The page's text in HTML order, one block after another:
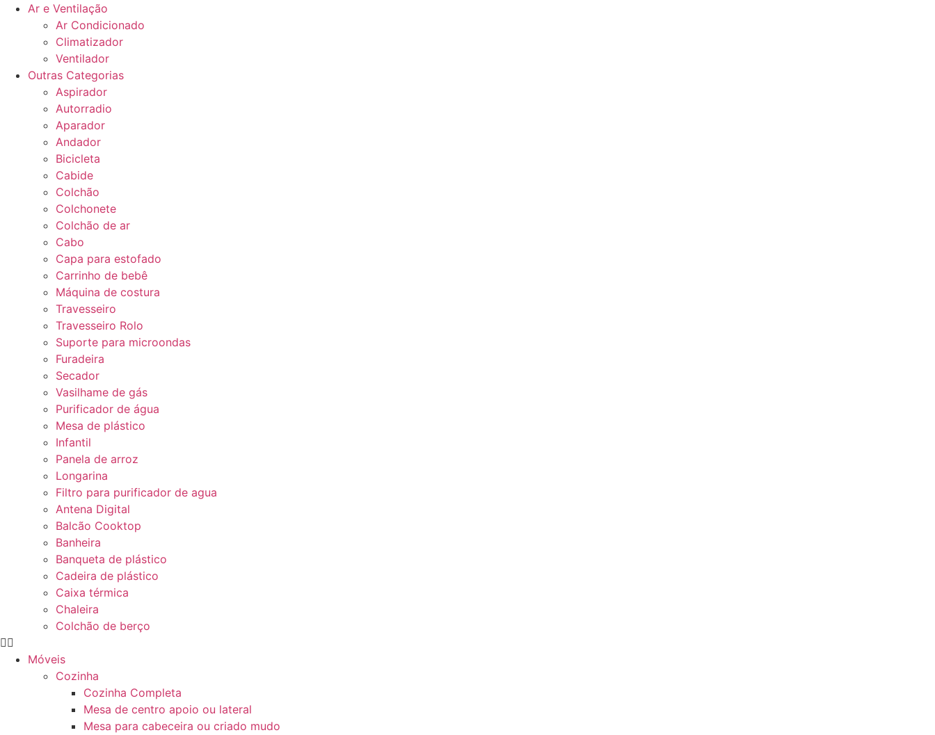
Ar e Ventilação
Ar Condicionado
Climatizador
Ventilador
Outras Categorias
Aspirador
Autorradio
Aparador
Andador
Bicicleta
Cabide
Colchão
Colchonete
Colchão de ar
Cabo
Capa para estofado
Carrinho de bebê
Máquina de costura
Travesseiro
Travesseiro Rolo
Suporte para microondas
Furadeira
Secador
Vasilhame de gás
Purificador de água
Mesa de plástico
Infantil
Panela de arroz
Longarina
Filtro para purificador de agua
Antena Digital
Balcão Cooktop
Banheira
Banqueta de plástico
Cadeira de plástico
Caixa térmica
Chaleira
Colchão de berço
Móveis
Cozinha
Cozinha Completa
Mesa de centro apoio ou lateral
Mesa para cabeceira ou criado mudo